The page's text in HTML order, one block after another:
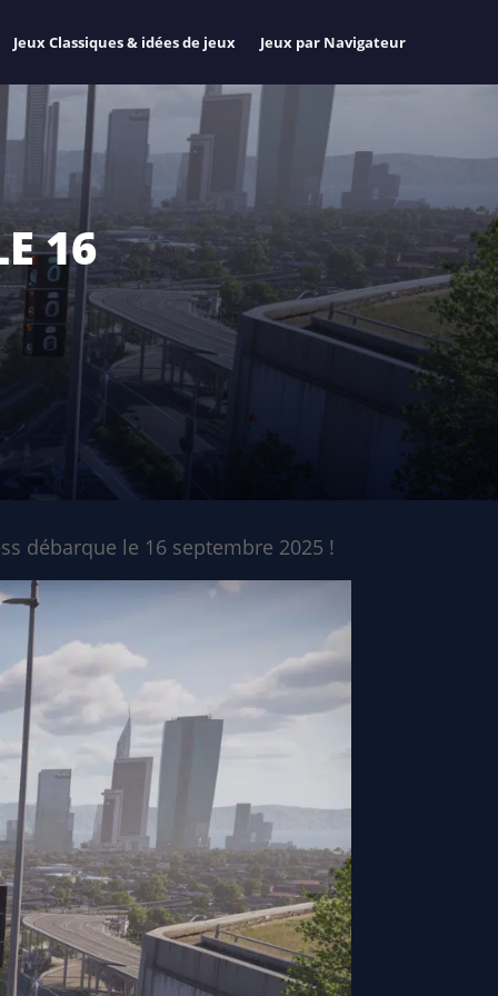
Jeux Classiques & idées de jeux Jeux par Navigateur
16
débarque le 16 septembre 2025 !